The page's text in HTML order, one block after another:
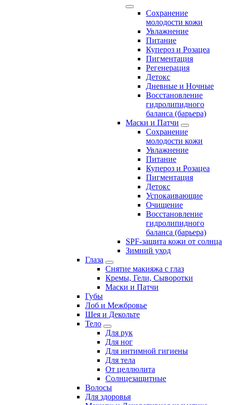
Сохранение
молодости кожи
Увлажнение
Питание
Купероз и Розацеа
Пигментация
Регенерация
Детокс
Дневные и Ночные
Восстановление
гидролипидного
баланса (барьера)
Маски и Патчи
Сохранение
молодости кожи
Увлажнение
Питание
Купероз и Розацеа
Пигментация
Детокс
Успокаивающие
Очищение
Восстановление
гидролипидного
баланса (барьера)
SPF-защита кожи от солнца
Зимний уход
Глаза
Снятие макияжа с глаз
Кремы, Гели, Сыворотки
Маски и Патчи
Губы
Лоб и Межбровье
Шея и Декольте
Тело
Для рук
Для ног
Для интимной гигиены
Для тела
От целлюлита
Солнцезащитные
Волосы
Для здоровья